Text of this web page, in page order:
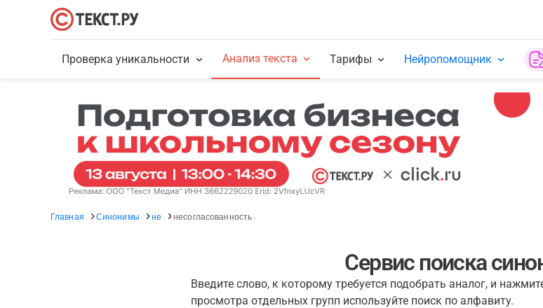
Проверка уникальности Анализ текста Тарифы Нейропомощник
Главная Синонимы не несогласованность
Сервис поиска
Введите слово, к которому требуется подобрать аналог, и
просмотра отдельных групп используйте поиск по алфавиту.